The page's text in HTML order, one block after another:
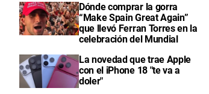
Dónde comprar la gorra
“Make Spain Great Again”
que llevó Ferran Torres en la
celebración del Mundial
La novedad que trae Apple
con el iPhone 18 "te va a
doler"